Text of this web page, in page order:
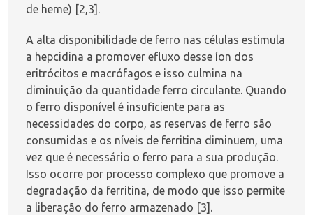
de heme) [2,3].
A alta disponibilidade de ferro nas células estimula
a hepcidina a promover efluxo desse íon dos
eritrócitos e macrófagos e isso culmina na
diminuição da quantidade ferro circulante. Quando
o ferro disponível é insuficiente para as
necessidades do corpo, as reservas de ferro são
consumidas e os níveis de ferritina diminuem, uma
vez que é necessário o ferro para a sua produção.
Isso ocorre por processo complexo que promove a
degradação da ferritina, de modo que isso permite
a liberação do ferro armazenado [3].